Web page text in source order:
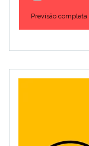
Previsão completa